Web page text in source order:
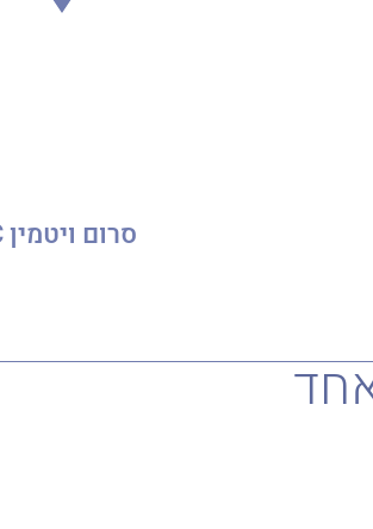
סרום ויטמין C